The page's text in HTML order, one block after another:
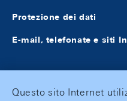
Protezione dei dati
E-mail, telefonate e siti
Questo sito Internet